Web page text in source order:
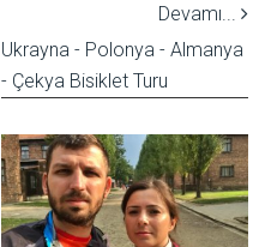
Devamı...
Ukrayna - Polonya - Almanya
- Çekya Bisiklet Turu